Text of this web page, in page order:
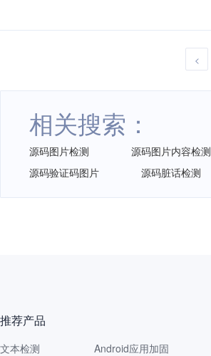
<
相关搜索：
源码图片检测 源码图片内容检测
源码验证码图片
源码脏话检测
推荐产品
文本检测
Android应用加固